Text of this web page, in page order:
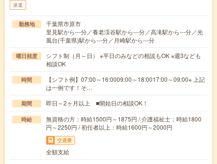
派遣
勤務地
千葉県市原市
里見駅から---分／養老渓谷駅から---分／高滝駅から---分／光
風台(千葉県)駅から---分／月崎駅から---分
曜日頻度
シフト制（月～日） ※平日のみなどの相談もOK ※週3なども
相談OK
時間
【シフト例】07:00～16:0009:00～18:0017:00～09:00※ 上記
は一例です！そ…
期間 即日～2ヶ月以上 ■開始日の相談OK！
時給
無資格の方：時給1500円～1875円 / 介護福祉士：時給1800
円～2250円 / 初任者以上：時給1600円～2000円
交通費
全額支給